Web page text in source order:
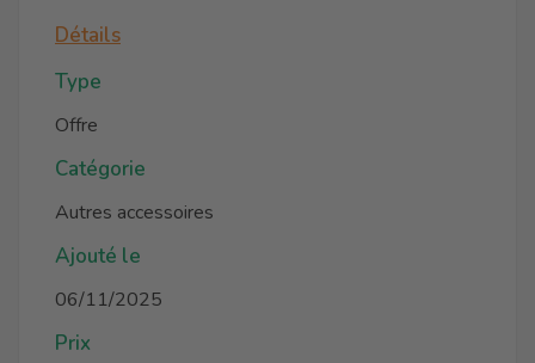
Détails
Type
Offre
Catégorie
Autres accessoires
Ajouté le
06/11/2025
Prix